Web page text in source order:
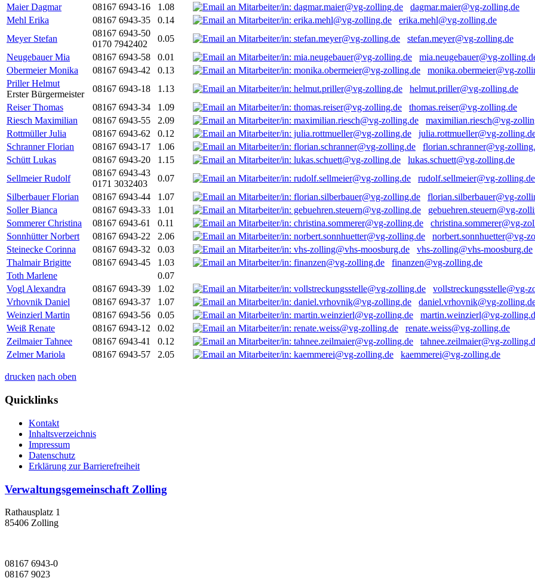
Maier Dagmar
08167 6943-16 1.08
dagmar.maier@vg-zolling.de
Mehl Erika
08167 6943-35 0.14
erika.mehl@vg-zolling.de
Meyer Stefan
08167 6943-50
0170 7942402
0.05
stefan.meyer@vg-zolling.de
Neugebauer Mia
08167 6943-58 0.01
mia.neugebauer@vg-
Obermeier Monika
08167 6943-42 0.13
monika.obermeier@vg-
Priller Helmut
Erster Bürgermeister
08167 6943-18 1.13
helmut.priller@vg-zolling.de
Reiser Thomas
08167 6943-34 1.09
thomas.reiser@vg-zolling.de
Riesch Maximilian
08167 6943-55 2.09
maximilian.riesch@vg-
Rottmüller Julia
08167 6943-62 0.12
julia.rottmueller@vg-
Schranner Florian
08167 6943-17 1.06
florian.schranner@vg-
Schütt Lukas
08167 6943-20 1.15
lukas.schuett@vg-zolling.de
Sellmeier Rudolf
08167 6943-43
0171 3032403
0.07
rudolf.sellmeier@vg-zolling.de
Silberbauer Florian
08167 6943-44 1.07
florian.silberbauer@vg-
Soller Bianca
08167 6943-33 1.01
gebuehren.steuern@vg-
Sommerer Christina
08167 6943-61 0.11
christina.sommerer@vg-
Sonnhütter Norbert
08167 6943-22 2.06
norbert.sonnhuetter@vg-
Steinecke Corinna
08167 6943-32 0.03
vhs-zolling@vhs-moosburg.de
Thalmair Brigitte
08167 6943-45 1.03
finanzen@vg-zolling.de
Toth Marlene
0.07
Vogl Alexandra
08167 6943-39 1.02
vollstreckungsstelle@vg-
Vrhovnik Daniel
08167 6943-37 1.07
daniel.vrhovnik@vg-
Weinzierl Martin
08167 6943-56 0.05
martin.weinzierl@vg-
Weiß Renate
08167 6943-12 0.02
renate.weiss@vg-zolling.de
Zeilmaier Tahnee
08167 6943-41 0.12
tahnee.zeilmaier@vg-
Zelmer Mariola
08167 6943-57 2.05 kaemmerei@vg-zolling.de
drucken nach oben
Quicklinks
Kontakt
Inhaltsverzeichnis
Impressum
Datenschutz
Erklärung zur Barrierefreiheit
Verwaltungsgemeinschaft Zolling
Rathausplatz 1
85406 Zolling
08167 6943-0
08167 9023